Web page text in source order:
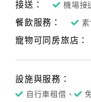
接送：
機場接
餐飲服務：
寵物可同房旅店：
設施與服務：
自行車租借、